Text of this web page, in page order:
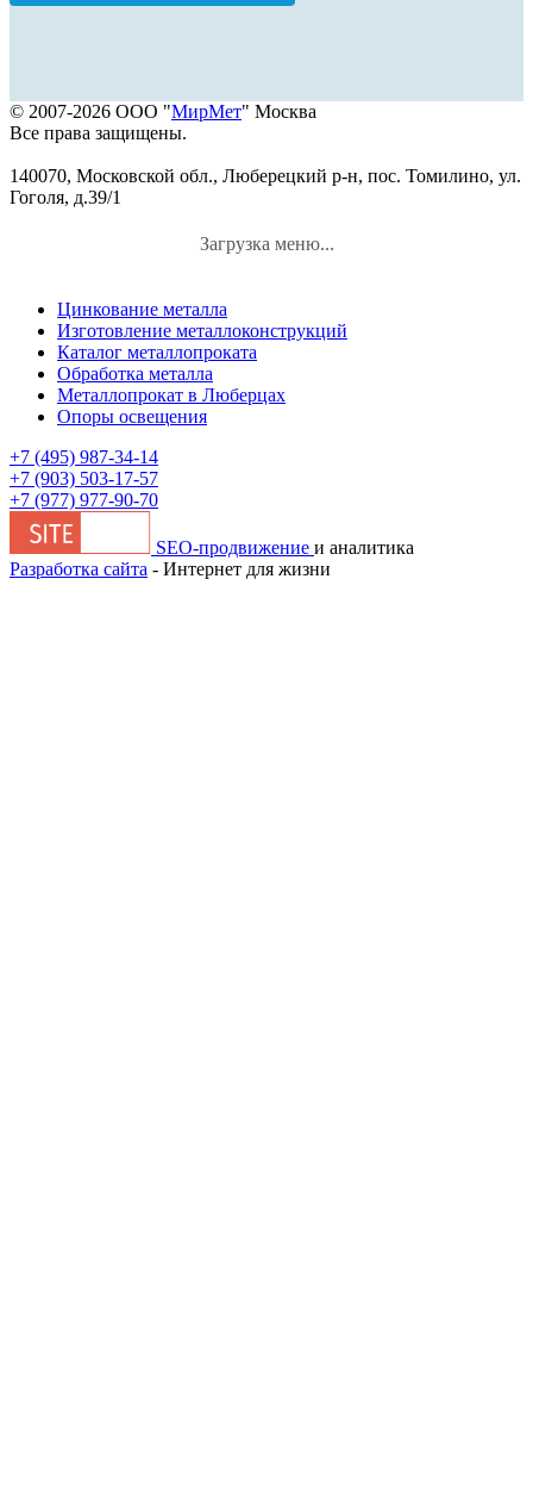
© 2007-2026 ООО "МирМет" Москва
Все права защищены.
140070, Московской обл., Люберецкий р-н, пос. Томилино, ул.
Гоголя, д.39/1
Загрузка меню...
Цинкование металла
Изготовление металлоконструкций
Каталог металлопроката
Обработка металла
Металлопрокат в Люберцах
Опоры освещения
+7 (495) 987-34-14
+7 (903) 503-17-57
+7 (977) 977-90-70
SEO-продвижение и аналитика
Разработка сайта - Интернет для жизни